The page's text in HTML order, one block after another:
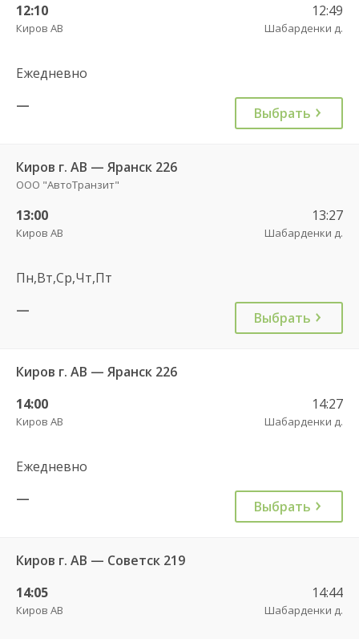
12:10
Киров АВ
12:49
Шабарденки д.
Ежедневно
—
Выбрать
Киров г. АВ — Яранск 226
ООО "АвтоТранзит"
13:00
Киров АВ
13:27
Шабарденки д.
Пн,Вт,Ср,Чт,Пт
—
Выбрать
Киров г. АВ — Яранск 226
14:00
Киров АВ
14:27
Шабарденки д.
Ежедневно
—
Выбрать
Киров г. АВ — Советск 219
14:05
Киров АВ
14:44
Шабарденки д.